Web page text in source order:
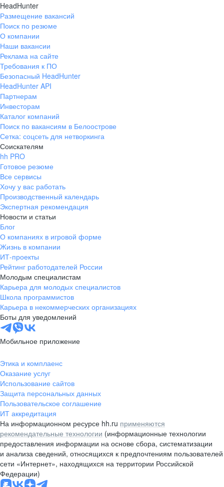
HeadHunter
Размещение вакансий
Поиск по резюме
О компании
Наши вакансии
Реклама на сайте
Требования к ПО
Безопасный HeadHunter
HeadHunter API
Партнерам
Инвесторам
Каталог компаний
Поиск по вакансиям в Белоострове
Сетка: соцсеть для нетворкинга
Соискателям
hh PRO
Готовое резюме
Все сервисы
Хочу у вас работать
Производственный календарь
Экспертная рекомендация
Новости и статьи
Блог
О компаниях в игровой форме
Жизнь в компании
ИТ-проекты
Рейтинг работодателей России
Молодым специалистам
Карьера для молодых специалистов
Школа программистов
Карьера в некоммерческих организациях
Боты для уведомлений
Мобильное приложение
Этика и комплаенс
Оказание услуг
Использование сайтов
Защита персональных данных
Пользовательское соглашение
ИТ аккредитация
На информационном ресурсе hh.ru применяются
рекомендательные технологии (информационные технологии
предоставления информации на основе сбора, систематизации
и анализа сведений, относящихся к предпочтениям пользователей
сети «Интернет», находящихся на территории Российской
Федерации)